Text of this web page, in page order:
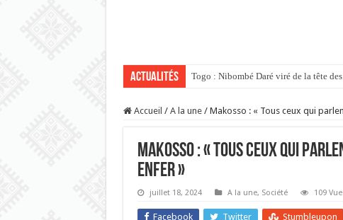
Actualités Usage abusif de l’IA : L’Université de
Accueil / A la une / Makosso : « Tous ceux qui
Makosso : « Tous ceux qui
enfer »
juillet 18, 2024 A la une, Société 109
Facebook Twitter Stumbleupon